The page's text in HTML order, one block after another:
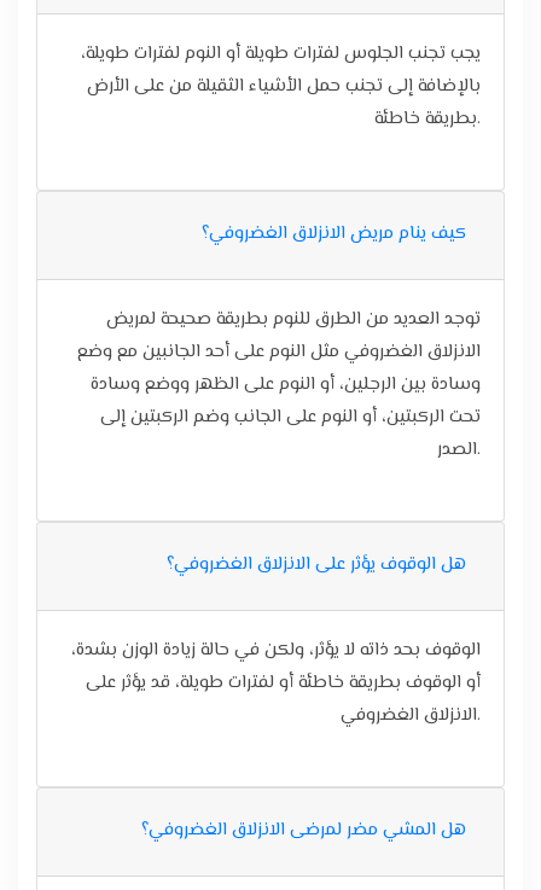
يجب تجنب الجلوس لفترات طويلة أو النوم لفترات طويلة،
بالإضافة إلى تجنب حمل الأشياء الثقيلة من على الأرض
بطريقة خاطئة.
كيف ينام مريض الانزلاق الغضروفي؟
توجد العديد من الطرق للنوم بطريقة صحيحة لمريض
الانزلاق الغضروفي مثل النوم على أحد الجانبين مع وضع
وسادة بين الرجلين، أو النوم على الظهر ووضع وسادة
تحت الركبتين، أو النوم على الجانب وضم الركبتين إلى
الصدر.
هل الوقوف يؤثر على الانزلاق الغضروفي؟
الوقوف بحد ذاته لا يؤثر، ولكن في حالة زيادة الوزن بشدة،
أو الوقوف بطريقة خاطئة أو لفترات طويلة، قد يؤثر على
الانزلاق الغضروفي.
هل المشي مضر لمرضى الانزلاق الغضروفي؟